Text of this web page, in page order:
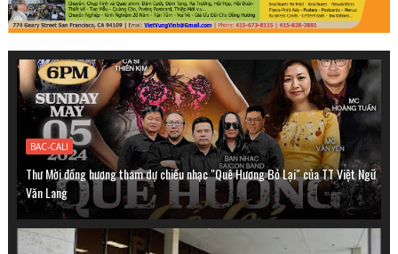
BAC-CALI
Thư Mời đồng hương tham dự chiều nhạc "Quê Hương Bỏ Lại" của TT Việt Ngữ
Văn Lang